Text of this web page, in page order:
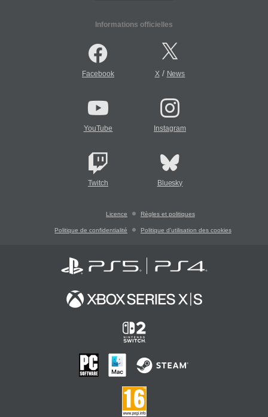
Informations officielles
Facebook X/ News
YouTube Instagram
Twitch Bluesky
Licence Règles et politiques
Politique de confidentialité Politique d'utilisation des cookies